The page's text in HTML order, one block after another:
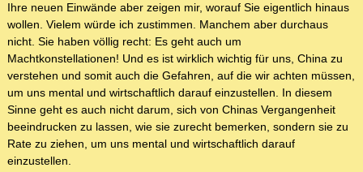
Ihre neuen Einwände aber zeigen mir, worauf Sie eigentlich hinaus
wollen. Vielem würde ich zustimmen. Manchem aber durchaus
nicht. Sie haben völlig recht: Es geht auch um
Machtkonstellationen! Und es ist wirklich wichtig für uns, China zu
verstehen und somit auch die Gefahren, auf die wir achten müssen,
um uns mental und wirtschaftlich darauf einzustellen. In diesem
Sinne geht es auch nicht darum, sich von Chinas Vergangenheit
beeindrucken zu lassen, wie sie zurecht bemerken, sondern sie zu
Rate zu ziehen, um uns mental und wirtschaftlich darauf
einzustellen.